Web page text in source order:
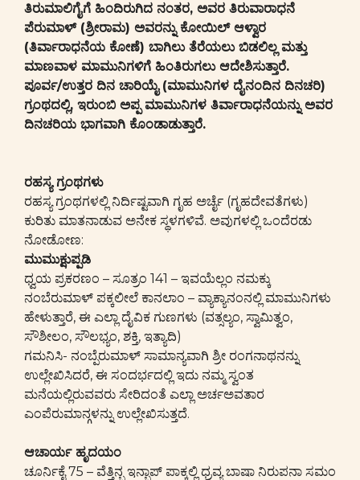
ತಿರುಮಾಲಿಗೈಗೆ ಹಿಂದಿರುಗಿದ ನಂತರ, ಅವರ ತಿರುವಾರಾಧನೆ
ಪೆರುಮಾಳ್ (ಶ್ರೀರಾಮ) ಅವರನ್ನು ಕೋಯಿಲ್ ಆಳ್ವಾರ
(ತಿರ್ವಾರಾಧನೆಯ ಕೋಣೆ) ಬಾಗಿಲು ತೆರೆಯಲು ಬಿಡಲಿಲ್ಲ ಮತ್ತು
ಮಾಣವಾಳ ಮಾಮುನಿಗಳಿಗೆ ಹಿಂತಿರುಗಲು ಆದೇಶಿಸುತ್ತಾರೆ.
ಪೂರ್ವ/ಉತ್ತರ ದಿನ ಚಾರಿಯೈ (ಮಾಮುನಿಗಳ ದೈನಂದಿನ ದಿನಚರಿ)
ಗ್ರಂಥದಲ್ಲಿ, ಇರುಂಬಿ ಅಪ್ಪ ಮಾಮುನಿಗಳ ತಿರ್ವಾರಾಧನೆಯನ್ನು ಅವರ
ದಿನಚರಿಯ ಭಾಗವಾಗಿ ಕೊಂಡಾಡುತ್ತಾರೆ.
ರಹಸ್ಯ ಗ್ರಂಥಗಳು
ರಹಸ್ಯ ಗ್ರಂಥಗಳಲ್ಲಿ ನಿರ್ದಿಷ್ಟವಾಗಿ ಗೃಹ ಅರ್ಚೈ (ಗೃಹದೇವತೆಗಳು)
ಕುರಿತು ಮಾತನಾಡುವ ಅನೇಕ ಸ್ಥಳಗಳಿವೆ. ಅವುಗಳಲ್ಲಿ ಒಂದೆರಡು
ನೋಡೋಣ:
ಮುಮುಕ್ಷುಪ್ಪಡಿ
ಧ್ವಯ ಪ್ರಕರಣಂ – ಸೂತ್ರಂ 141 – ಇವಯೆಲ್ಲಂ ನಮಕ್ಕು
ನಂಬೆರುಮಾಳ್ ಪಕ್ಕಲೀಲೆ ಕಾನಲಾಂ – ವ್ಯಾಕ್ಯಾನಂನಲ್ಲಿ ಮಾಮುನಿಗಳು
ಹೇಳುತ್ತಾರೆ, ಈ ಎಲ್ಲಾ ದೈವಿಕ ಗುಣಗಳು (ವತ್ಸಲ್ಯಂ, ಸ್ವಾಮಿತ್ವಂ,
ಸೌಶೀಲಂ, ಸೌಲಭ್ಯಂ, ಶಕ್ತಿ, ಇತ್ಯಾದಿ)
ಗಮನಿಸಿ- ನಂಬ್ಪೆರುಮಾಳ್ ಸಾಮಾನ್ಯವಾಗಿ ಶ್ರೀ ರಂಗನಾಥನನ್ನು
ಉಲ್ಲೇಖಿಸಿದರೆ, ಈ ಸಂದರ್ಭದಲ್ಲಿ ಇದು ನಮ್ಮ ಸ್ವಂತ
ಮನೆಯಲ್ಲಿರುವವರು ಸೇರಿದಂತೆ ಎಲ್ಲಾ ಅರ್ಚಅವತಾರ
ಎಂಪೆರುಮಾನ್ಗಳನ್ನು ಉಲ್ಲೇಖಿಸುತ್ತದೆ.
ಆಚಾರ್ಯ ಹೃದಯಂ
ಚೂರ್ನಿಕೈ 75 – ವೆತ್ತಿನ್ಬ ಇನ್ಬಾಪ್ ಪಾಕ್ಕಲ್ಲಿ ಧ್ರವ್ಯ ಬಾಷಾ ನಿರುಪನಾ ಸಮಂ